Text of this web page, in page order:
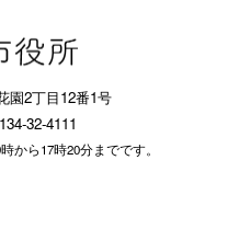
園2丁目12番1号
32-4111
から17時20分までです。